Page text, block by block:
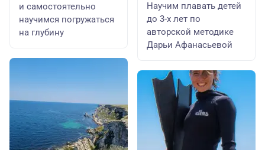
и самостоятельно
научимся погружаться
на глубину
Научим плавать детей
до 3-х лет по
авторской методике
Дарьи Афанасьевой